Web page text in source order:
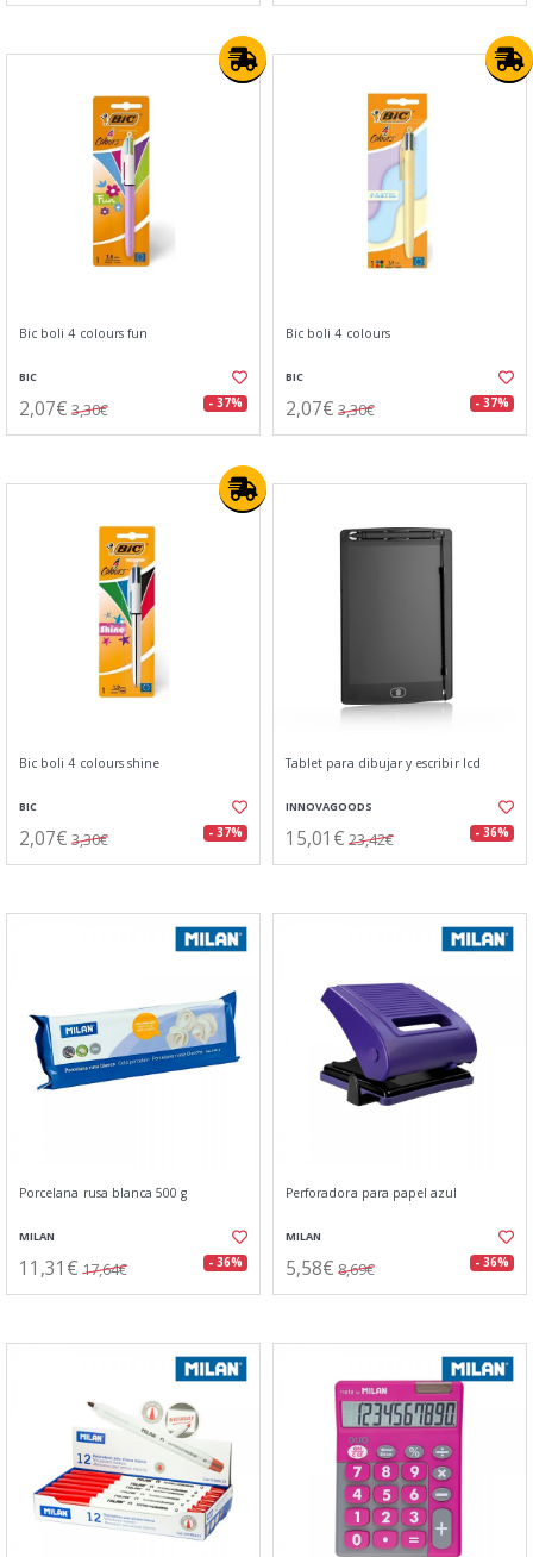
Bic boli 4 colours fun
BIC
2,07€ 3,30€ - 37%
Bic boli 4 colours
BIC
2,07€ 3,30€ - 37%
Bic boli 4 colours shine
BIC
2,07€ 3,30€ - 37%
Tablet para dibujar y escribir lcd
INNOVAGOODS
15,01€ 23,42€ - 36%
Porcelana rusa blanca 500 g
MILAN
11,31€ 17,64€ - 36%
Perforadora para papel azul
MILAN
5,58€ 8,69€ - 36%